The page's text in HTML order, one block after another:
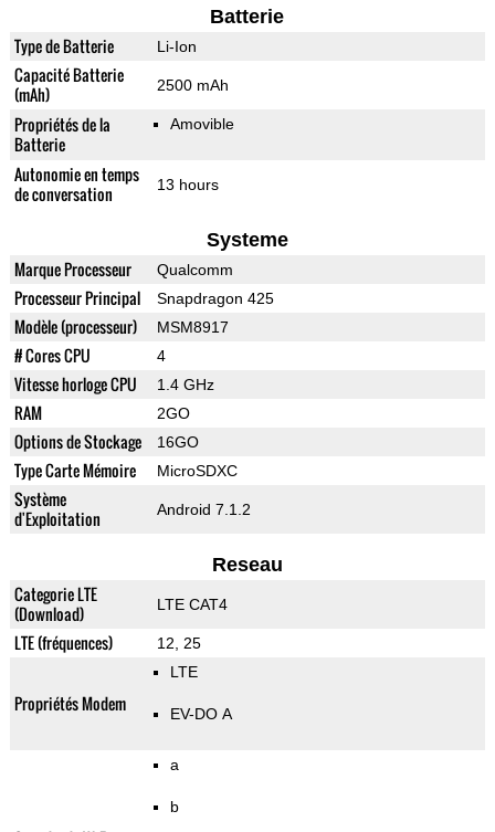
Batterie
Type de Batterie Li-Ion
Capacité Batterie
(mAh)
2500 mAh
Propriétés de la
Batterie
Amovible
Autonomie en temps
de conversation
13 hours
Systeme
Marque Processeur Qualcomm
Processeur Principal Snapdragon 425
Modèle (processeur) MSM8917
# Cores CPU 4
Vitesse horloge CPU 1.4 GHz
RAM 2GO
Options de Stockage 16GO
Type Carte Mémoire MicroSDXC
Système
d'Exploitation
Android 7.1.2
Reseau
Categorie LTE
(Download)
LTE CAT4
LTE (fréquences) 12, 25
Propriétés Modem
LTE
EV-DO A
a
b